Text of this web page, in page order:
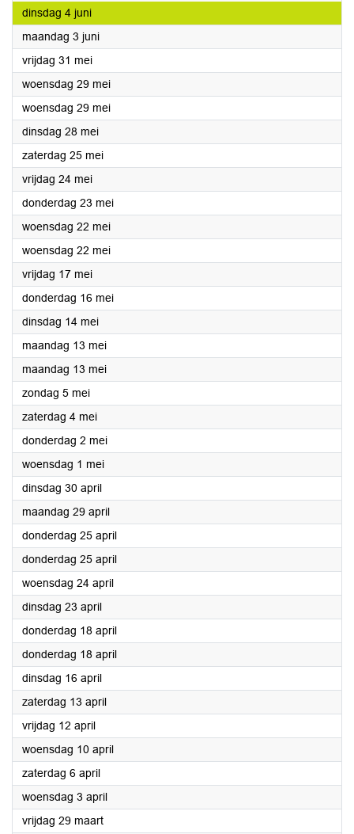
dinsdag 4 juni2024
maandag 3 juni2024
vrijdag 31 mei2024
woensdag 29 mei2024
woensdag 29 mei2024
dinsdag 28 mei2024
zaterdag 25 mei2024
vrijdag 24 mei2024
donderdag 23 mei2024
woensdag 22 mei2024
woensdag 22 mei2024
vrijdag 17 mei2024
donderdag 16 mei2024
dinsdag 14 mei2024
maandag 13 mei2024
maandag 13 mei2024
zondag 5 mei2024
zaterdag 4 mei2024
donderdag 2 mei2024
woensdag 1 mei2024
dinsdag 30 april2024
maandag 29 april2024
donderdag 25 april2024
donderdag 25 april2024
woensdag 24 april2024
dinsdag 23 april2024
donderdag 18 april2024
donderdag 18 april2024
dinsdag 16 april2024
zaterdag 13 april2024
vrijdag 12 april2024
woensdag 10 april2024
zaterdag 6 april2024
woensdag 3 april2024
vrijdag 29 maart2024